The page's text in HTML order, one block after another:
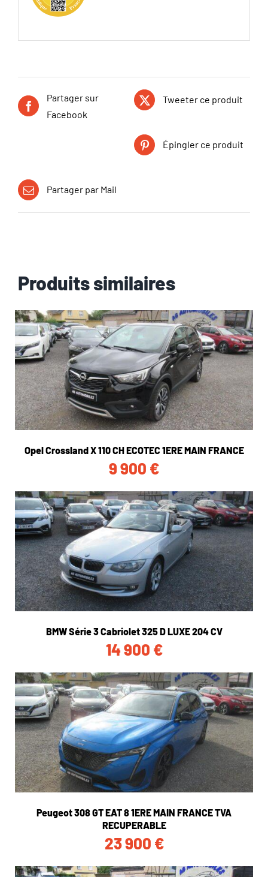
Partager sur
Facebook
Tweeter ce produit
Épingler ce produit
Partager par Mail
Produits similaires
Opel Crossland X 110 CH ECOTEC 1ERE MAIN FRANCE
9 900 €
BMW Série 3 Cabriolet 325 D LUXE 204 CV
14 900 €
Peugeot 308 GT EAT 8 1ERE MAIN FRANCE TVA
RECUPERABLE
23 900 €